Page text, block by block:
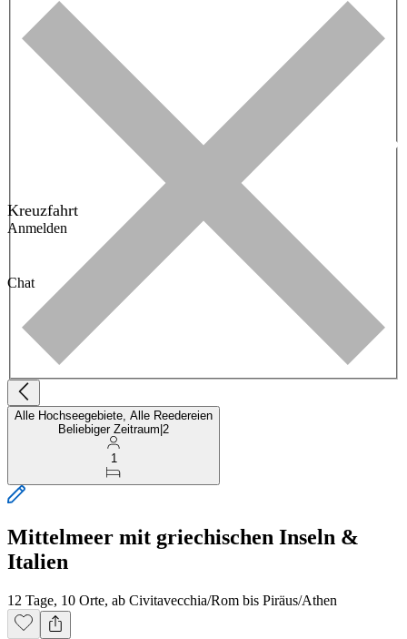
Kreuzfahrt
Anmelden
Chat
Alle Hochseegebiete, Alle Reedereien
Beliebiger Zeitraum 2
1
Mittelmeer mit griechischen Inseln &
Italien
12 Tage, 10 Orte, ab Civitavecchia/Rom bis Piräus/Athen